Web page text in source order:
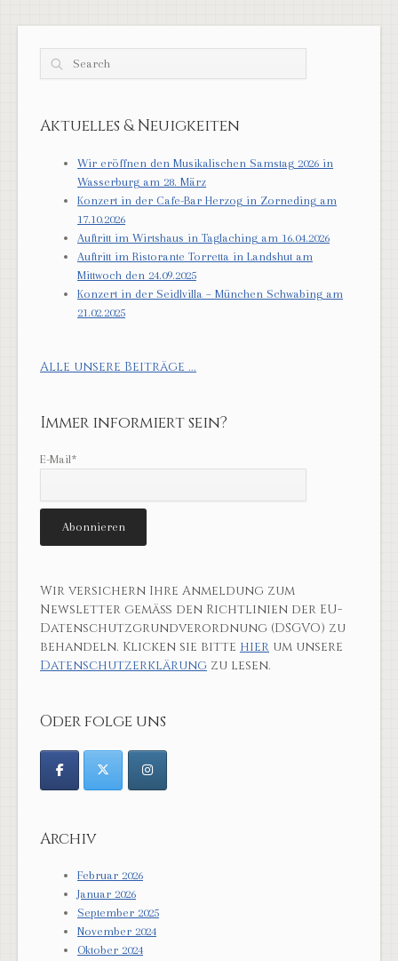
Search
Aktuelles & Neuigkeiten
Wir eröffnen den Musikalischen Samstag 2026 in
Wasserburg am 28. März
Konzert in der Cafe-Bar Herzog in Zorneding am
17.10.2026
Auftritt im Wirtshaus in Taglaching am 16.04.2026
Auftritt im Ristorante Torretta in Landshut am
Mittwoch den 24.09.2025
Konzert in der Seidlvilla – München Schwabing am
21.02.2025
Alle unsere Beiträge ...
Immer informiert sein?
E-Mail*
Wir versichern Ihre Anmeldung zum
Newsletter gemäß den Richtlinien der EU-
Datenschutzgrundverordnung (DSGVO) zu
behandeln. Klicken sie bitte hier um unsere
Datenschutzerklärung zu lesen.
Oder folge uns
Archiv
Februar 2026
Januar 2026
September 2025
November 2024
Oktober 2024